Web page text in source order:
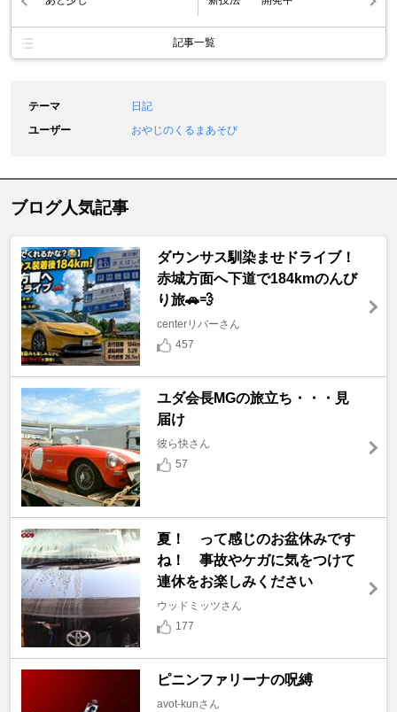
記事一覧
テーマ
日記
ユーザー
おやじのくるまあそび
ブログ人気記事
ダウンサス馴染ませドライブ！
赤城方面へ下道で184kmのんび
り旅🚗💨
centerリバーさん
457
ユダ会長MGの旅立ち・・・見
届け
彼ら快さん
57
夏！ って感じのお盆休みです
ね！ 事故やケガに気をつけて
連休をお楽しみください
ウッドミッツさん
177
ピニンファリーナの呪縛
avot-kunさん